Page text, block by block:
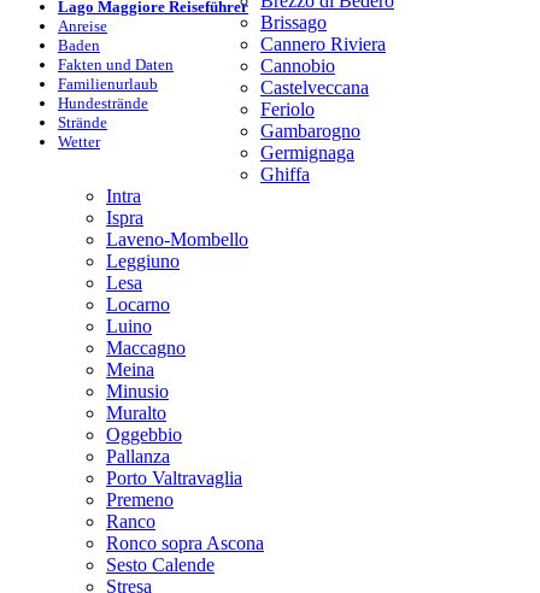
Lago Maggiore Reiseführer
Anreise
Baden
Fakten und Daten
Familienurlaub
Hundestrände
Strände
Wetter
Brissago
Cannero Riviera
Cannobio
Castelveccana
Feriolo
Gambarogno
Germignaga
Ghiffa
Intra
Ispra
Laveno-Mombello
Leggiuno
Lesa
Locarno
Luino
Maccagno
Meina
Minusio
Muralto
Oggebbio
Pallanza
Porto Valtravaglia
Premeno
Ranco
Ronco sopra Ascona
Sesto Calende
Stresa